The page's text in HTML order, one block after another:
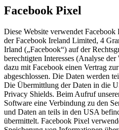
Facebook Pixel
Diese Website verwendet Facebook
der Facebook Ireland Limited, 4
Irland („Facebook“) auf der
berechtigten Interesses (Analyse
dazu mit Facebook einen Vertrag
abgeschlossen. Die Daten werden
Die Übermittlung der Daten in die
Privacy Shields. Beim Aufruf
Software eine Verbindung zu den
und Daten an teils in den USA
übermittelt. Facebook Pixel